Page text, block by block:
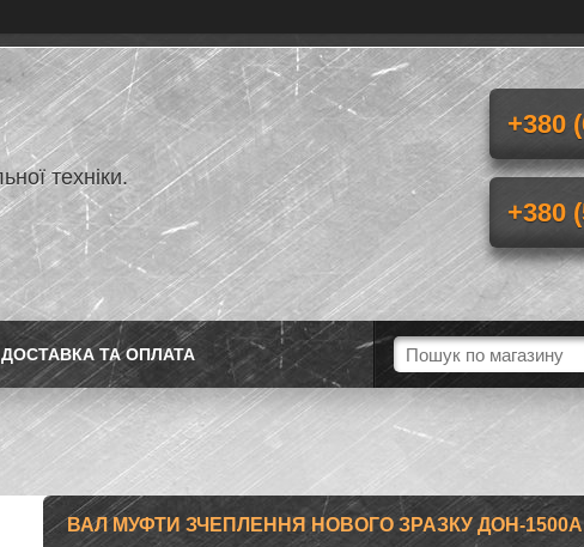
техніки.
+380
+380
ДОСТАВКА ТА ОПЛАТА
ВАЛ МУФТИ ЗЧЕПЛЕННЯ НОВОГО ЗРАЗКУ ДОН-1500А